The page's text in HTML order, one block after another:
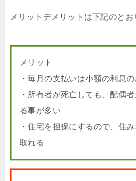
メリットデメリットは下記のとお
メリット
・毎月の支払いは小額の利息の
・所有者が死亡しても、配偶
る事が多い
・住宅を担保にするので、住
取れる